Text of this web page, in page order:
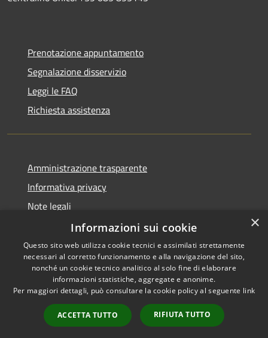
Prenotazione appuntamento
Segnalazione disservizio
Leggi le FAQ
Richiesta assistenza
Amministrazione trasparente
Informativa privacy
Note legali
Dichiarazione di accessibilità
RSS
Accessibilità
Copyright © 2026 • Comune di
Municipium•
Accesso
redazione
×
Informazioni sui cookie
Questo sito web utilizza cookie tecnici e assimilati strettamente
necessari al corretto funzionamento e alla navigazione del sito,
nonché un cookie tecnico analitico al solo fine di elaborare
informazioni statistiche, aggregate e anonime.
Per maggiori dettagli, può consultare la cookie policy al seguente link
ACCETTA TUTTO RIFIUTA TUTTO